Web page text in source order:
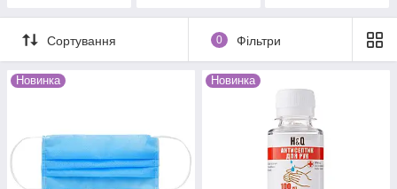
Сортування 0 Фільтри
Новинка Новинка